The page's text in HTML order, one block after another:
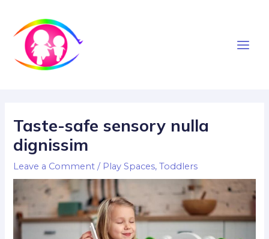
content
Taste-safe sensory nulla
dignissim
Leave a Comment / Play Spaces,Toddlers